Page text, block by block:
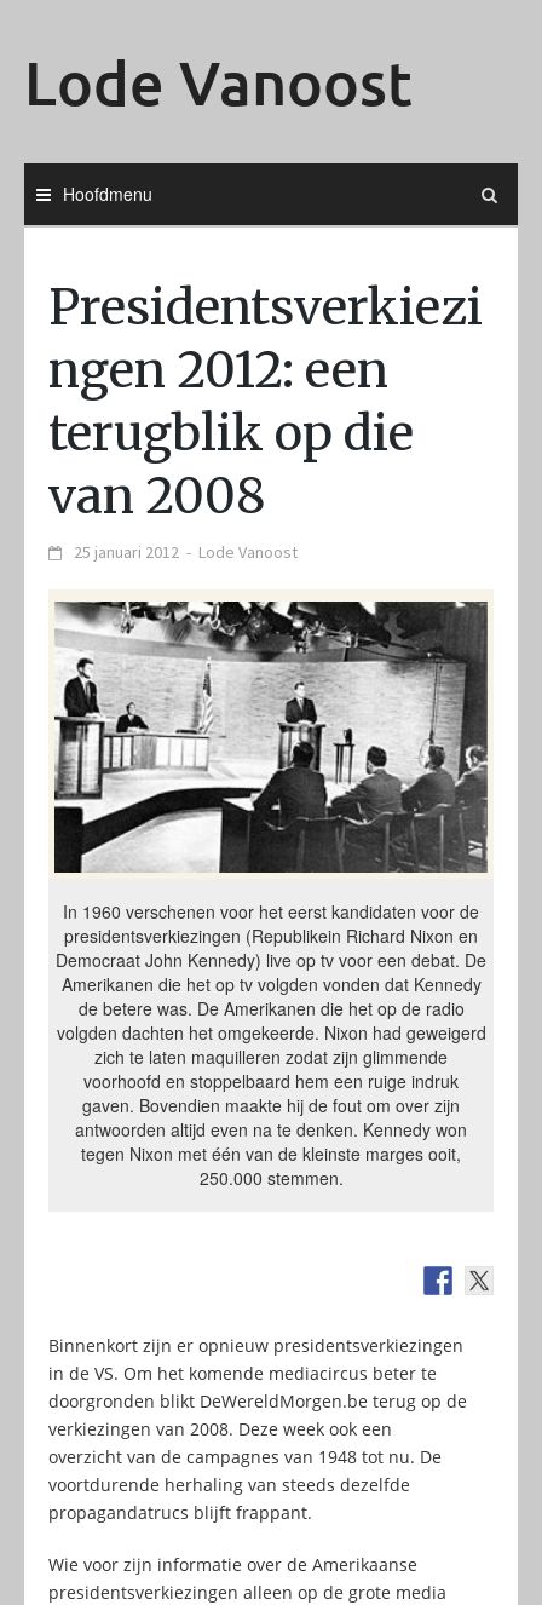
Lode Vanoost
Hoofdmenu
Presidentsverkiezi
ngen 2012: een
terugblik op die
van 2008
25 januari 2012 - Lode Vanoost
In 1960 verschenen voor het eerst kandidaten voor de
presidentsverkiezingen (Republikein Richard Nixon en
Democraat John Kennedy) live op tv voor een debat. De
Amerikanen die het op tv volgden vonden dat Kennedy
de betere was. De Amerikanen die het op de radio
volgden dachten het omgekeerde. Nixon had geweigerd
zich te laten maquilleren zodat zijn glimmende
voorhoofd en stoppelbaard hem een ruige indruk
gaven. Bovendien maakte hij de fout om over zijn
antwoorden altijd even na te denken. Kennedy won
tegen Nixon met één van de kleinste marges ooit,
250.000 stemmen.
Binnenkort zijn er opnieuw presidentsverkiezingen
in de VS. Om het komende mediacircus beter te
doorgronden blikt DeWereldMorgen.be terug op de
verkiezingen van 2008. Deze week ook een
overzicht van de campagnes van 1948 tot nu. De
voortdurende herhaling van steeds dezelfde
propagandatrucs blijft frappant.
Wie voor zijn informatie over de Amerikaanse
presidentsverkiezingen alleen op de grote media